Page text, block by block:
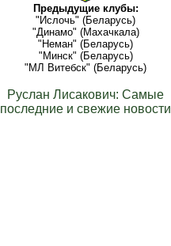
Предыдущие клубы:
"Ислочь" (Беларусь)
"Динамо" (Махачкала)
"Неман" (Беларусь)
"Минск" (Беларусь)
"МЛ Витебск" (Беларусь)
Руслан Лисакович: Самые
последние и свежие новости